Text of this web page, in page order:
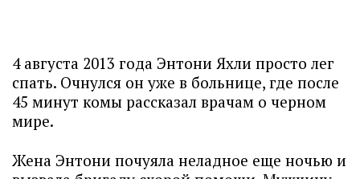
4 августа 2013 года Энтони Яхли просто лег
спать. Очнулся он уже в больнице, где после
45 минут комы рассказал врачам о черном
мире.
Жена Энтони почуяла неладное еще ночью и